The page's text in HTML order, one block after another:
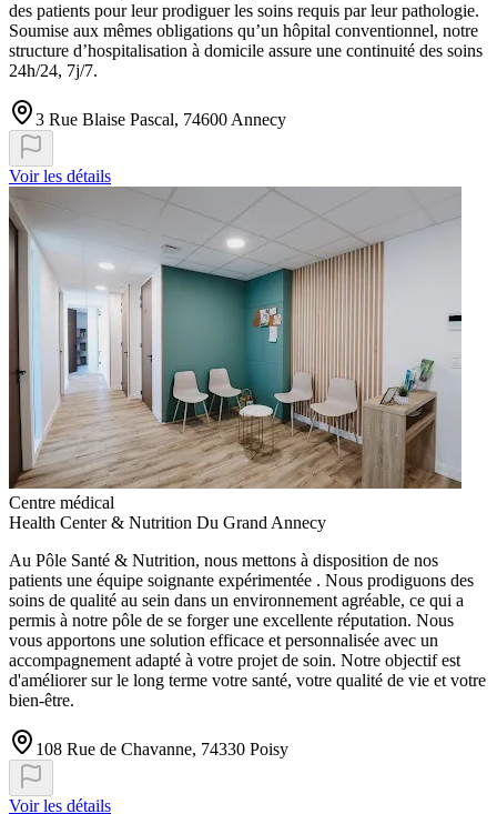
des patients pour leur prodiguer les soins requis par leur pathologie.
Soumise aux mêmes obligations qu’un hôpital conventionnel, notre
structure d’hospitalisation à domicile assure une continuité des soins
24h/24, 7j/7.
3 Rue Blaise Pascal, 74600 Annecy
Voir les détails
Centre médical
Health Center & Nutrition Du Grand Annecy
Au Pôle Santé & Nutrition, nous mettons à disposition de nos
patients une équipe soignante expérimentée . Nous prodiguons des
soins de qualité au sein dans un environnement agréable, ce qui a
permis à notre pôle de se forger une excellente réputation. Nous
vous apportons une solution efficace et personnalisée avec un
accompagnement adapté à votre projet de soin. Notre objectif est
d'améliorer sur le long terme votre santé, votre qualité de vie et votre
bien-être.
108 Rue de Chavanne, 74330 Poisy
Voir les détails